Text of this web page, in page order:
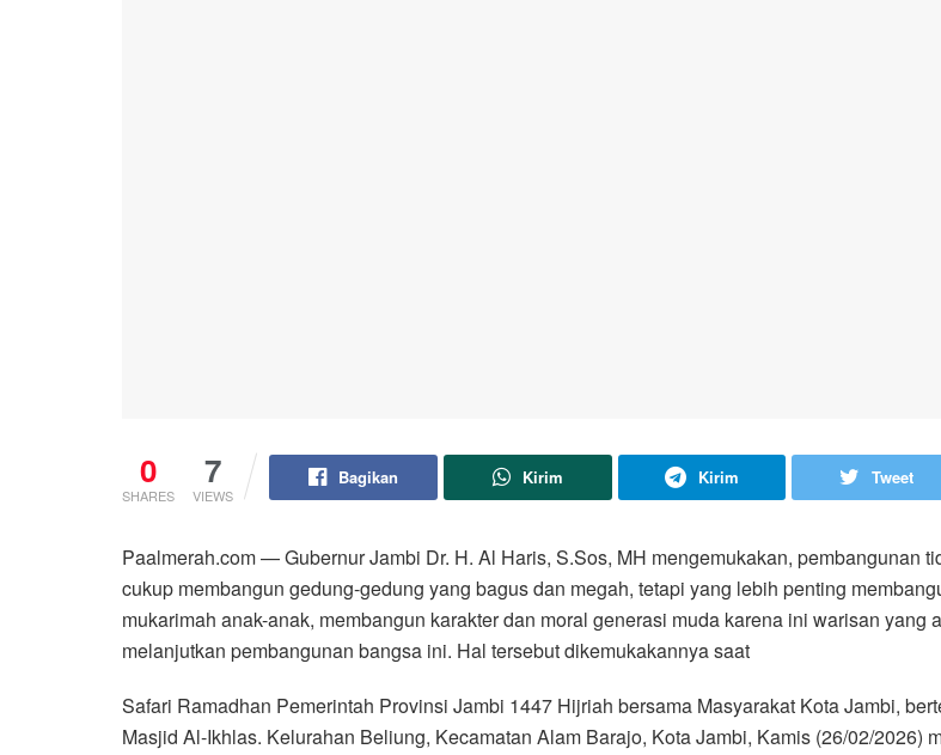
0
SHARES
7
VIEWS
Bagikan Kirim Kirim Tweet
Paalmerah.com — Gubernur Jambi Dr. H. Al Haris, S.Sos, MH mengemukakan, pembangunan
cukup membangun gedung-gedung yang bagus dan megah, tetapi yang lebih penting
mukarimah anak-anak, membangun karakter dan moral generasi muda karena ini warisan yang
melanjutkan pembangunan bangsa ini. Hal tersebut dikemukakannya saat
Safari Ramadhan Pemerintah Provinsi Jambi 1447 Hijriah bersama Masyarakat Kota Jambi,
Masjid Al-Ikhlas. Kelurahan Beliung, Kecamatan Alam Barajo, Kota Jambi, Kamis (26/02/2026)